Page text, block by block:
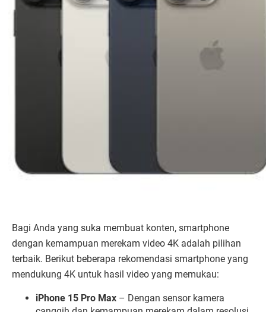
Bagi Anda yang suka membuat konten, smartphone
dengan kemampuan merekam video 4K adalah pilihan
terbaik. Berikut beberapa rekomendasi smartphone yang
mendukung 4K untuk hasil video yang memukau:
iPhone 15 Pro Max – Dengan sensor kamera